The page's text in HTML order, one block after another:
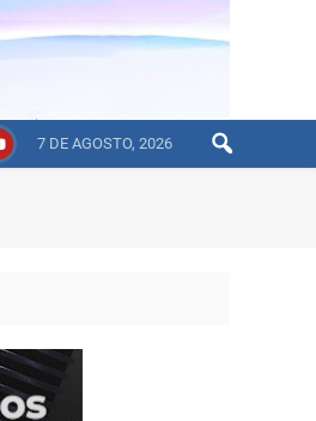
7 DE AGOSTO, 2026